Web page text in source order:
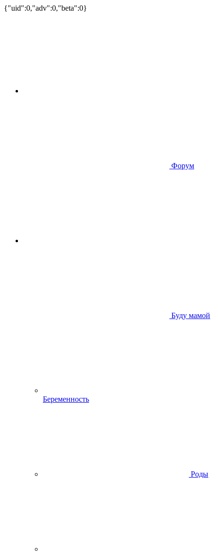
{"uid":0,"adv":0,"beta":0}
Форум
Буду мамой
Беременность
Роды